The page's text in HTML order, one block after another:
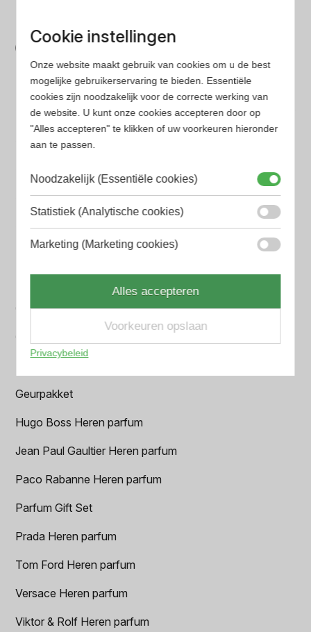
Bespaar tijd en geld
minder tijd en geld kwijt bent
Populaire herengeuren
Amouage Heren parfum
Armani Heren parfum
BALR. Heren parfum
Chanel Heren parfum
Geurpakket
Hugo Boss Heren parfum
Jean Paul Gaultier Heren parfum
Paco Rabanne Heren parfum
Parfum Gift Set
Prada Heren parfum
Tom Ford Heren parfum
Versace Heren parfum
Viktor & Rolf Heren parfum
Cookie instellingen
Onze website maakt gebruik van cookies om u de best
mogelijke gebruikerservaring te bieden. Essentiële
cookies zijn noodzakelijk voor de correcte werking van
de website. U kunt onze cookies accepteren door op
"Alles accepteren" te klikken of uw voorkeuren hieronder
aan te passen.
Noodzakelijk (Essentiële cookies)
Statistiek (Analytische cookies)
Marketing (Marketing cookies)
Alles accepteren
Voorkeuren opslaan
Privacybeleid